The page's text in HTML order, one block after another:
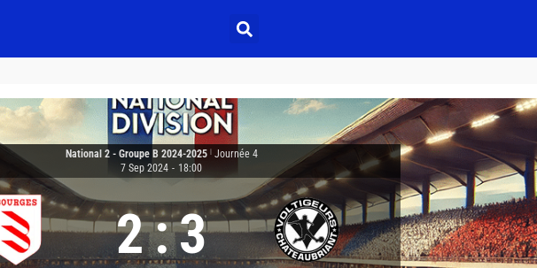
National 2 - Groupe B 2024-2025
Journée 4
7 Sep 2024 - 18:00
2:3